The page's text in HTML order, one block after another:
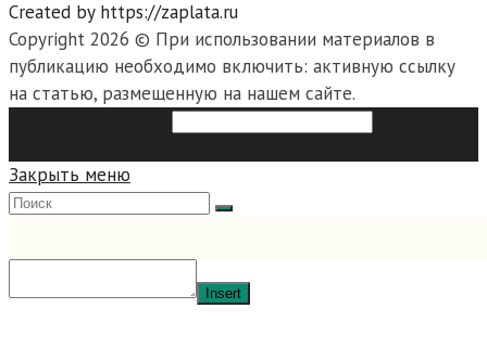
Created by https://zaplata.ru
Copyright 2026 © При использовании материалов в
публикацию необходимо включить: активную ссылку
на статью, размещенную на нашем сайте.
Закрыть меню
Insert